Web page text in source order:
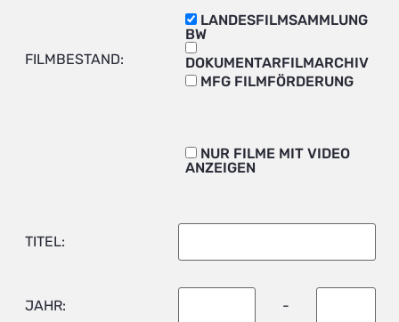
FILMBESTAND:
LANDESFILMSAMMLUNG
BW
DOKUMENTARFILMARCHIV
MFG FILMFÖRDERUNG
NUR FILME MIT VIDEO
ANZEIGEN
TITEL:
JAHR: -